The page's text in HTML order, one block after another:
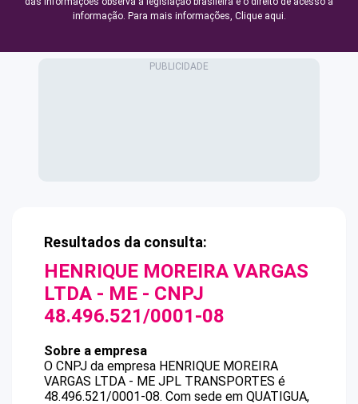
informação. Para mais informações, Clique aqui.
Resultados da consulta:
HENRIQUE MOREIRA VARGAS
LTDA - ME - CNPJ
48.496.521/0001-08
Sobre a empresa
O CNPJ da empresa HENRIQUE MOREIRA
VARGAS LTDA - ME JPL TRANSPORTES é
48.496.521/0001-08. Com sede em QUATIGUA,